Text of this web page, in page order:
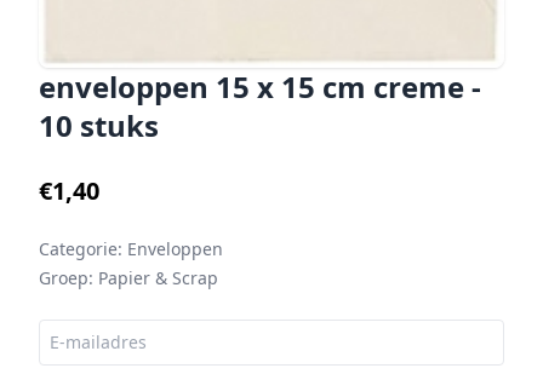
enveloppen 15 x 15 cm creme -
10 stuks
€1,40
Categorie: Enveloppen
Groep: Papier & Scrap